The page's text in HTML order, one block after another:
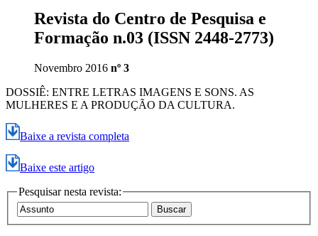
Revista do Centro de Pesquisa e
Formação n.03 (ISSN 2448-2773)
Novembro 2016 nº 3
DOSSIÊ: ENTRE LETRAS IMAGENS E SONS. AS
MULHERES E A PRODUÇÃO DA CULTURA.
Baixe a revista completa
Baixe este artigo
Pesquisar nesta revista: